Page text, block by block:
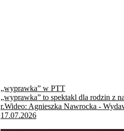
„wyprawka” w PTT
„wyprawka” to spektakl dla rodzin z
r.Wideo: Agnieszka Nawrocka -
17.07.2026